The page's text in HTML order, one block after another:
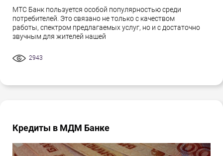
МТС Банк пользуется особой популярностью среди
потребителей. Это связано не только с качеством
работы, спектром предлагаемых услуг, но и с достаточно
звучным для жителей нашей
2943
Кредиты в МДМ Банке